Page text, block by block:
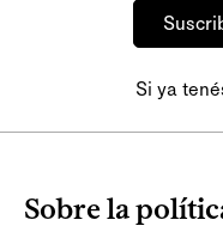
Si ya
Sobre la